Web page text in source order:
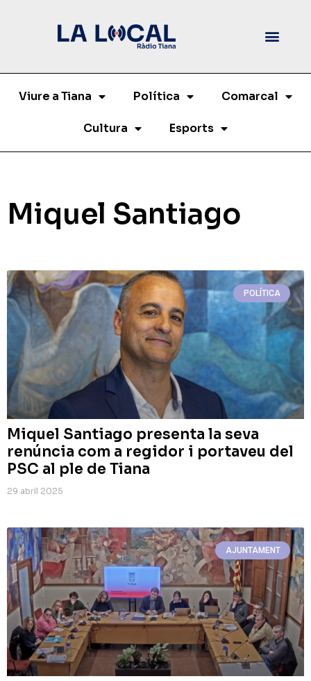
Viure a Tiana Política Comarcal
Cultura Esports
Miquel Santiago
POLÍTICA
Miquel Santiago presenta la seva
renúncia com a regidor i portaveu del
PSC al ple de Tiana
29 abril 2025
AJUNTAMENT